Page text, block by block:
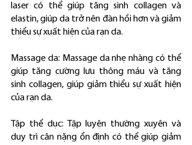
laser có thể giúp tăng sinh collagen và
elastin, giúp da trở nên đàn hồi hơn và giảm
thiểu sự xuất hiện của rạn da.
Massage da: Massage da nhẹ nhàng có thể
giúp tăng cường lưu thông máu và tăng
sinh collagen, giúp giảm thiểu sự xuất hiện
của rạn da.
Tập thể dục: Tập luyện thường xuyên và
duy trì cân nặng ổn định có thể giúp giảm